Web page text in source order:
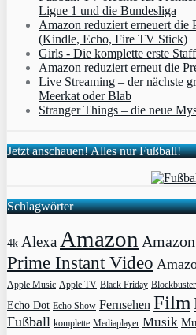
Ligue 1 und die Bundesliga
Amazon reduziert erneuert die
(Kindle, Echo, Fire TV Stick)
Girls - Die komplette erste
Amazon reduziert erneut die
Live Streaming – der nächste
Meerkat oder Blab
Stranger Things – die neue
Jetzt anschauen! Alles nur Fußball!
Schlagwörter
4k AlexaAmazon
Prime Instant Video
Apple Music Apple TV Black Friday Blockbuster
Echo Dot Echo Show Fernsehen Film
Fußball komplette Mediaplayer Musik